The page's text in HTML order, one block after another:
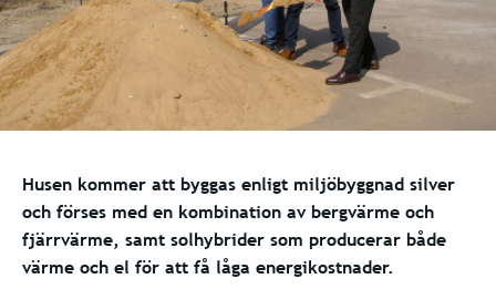
Husen kommer att byggas enligt miljöbyggnad silver
och förses med en kombination av bergvärme och
fjärrvärme, samt solhybrider som producerar både
värme och el för att få låga energikostnader.